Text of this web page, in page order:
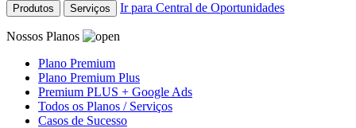
Produtos Serviços Ir para Central de Oportunidades
Nossos Planos
Plano Premium
Plano Premium Plus
Premium PLUS + Google Ads
Todos os Planos / Serviços
Casos de Sucesso